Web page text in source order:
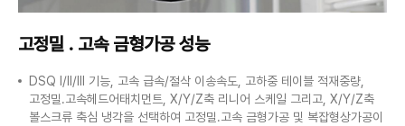
고정밀 . 고속 금형가공 성능
DSQ I/II/III 기능, 고속 급속/절삭 이송속도, 고하중 테이블 적재중량,
고정밀.고속헤드어태치먼트, X/Y/Z축 리니어 스케일 그리고, X/Y/Z축
볼스크류 축심 냉각을 선택하여 고정밀.고속 금형가공 및 복잡형상가공이